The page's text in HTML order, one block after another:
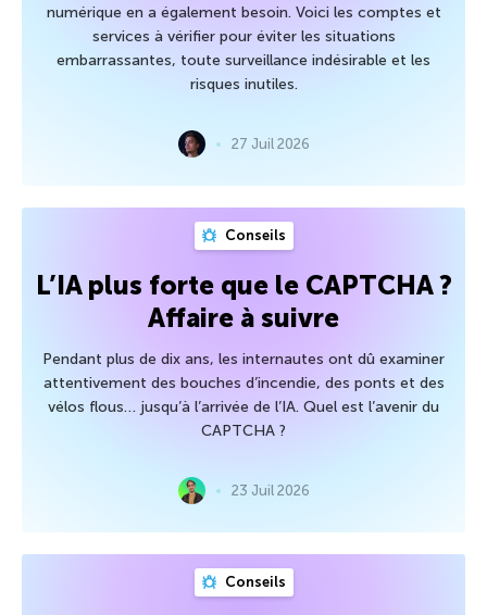
numérique en a également besoin. Voici les comptes et
services à vérifier pour éviter les situations
embarrassantes, toute surveillance indésirable et les
risques inutiles.
27 Juil 2026
Conseils
L’IA plus forte que le CAPTCHA ?
Affaire à suivre
Pendant plus de dix ans, les internautes ont dû examiner
attentivement des bouches d’incendie, des ponts et des
vélos flous… jusqu’à l’arrivée de l’IA. Quel est l’avenir du
CAPTCHA ?
23 Juil 2026
Conseils